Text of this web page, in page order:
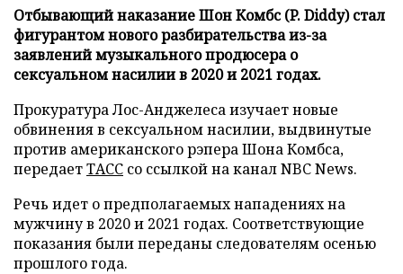
Отбывающий наказание Шон Комбс (P. Diddy) стал
фигурантом нового разбирательства из-за
заявлений музыкального продюсера о
сексуальном насилии в 2020 и 2021 годах.
Прокуратура Лос-Анджелеса изучает новые
обвинения в сексуальном насилии, выдвинутые
против американского рэпера Шона Комбса,
передаетТАСС со ссылкой на канал NBC News.
Речь идет о предполагаемых нападениях на
мужчину в 2020 и 2021 годах. Соответствующие
показания были переданы следователям осенью
прошлого года.